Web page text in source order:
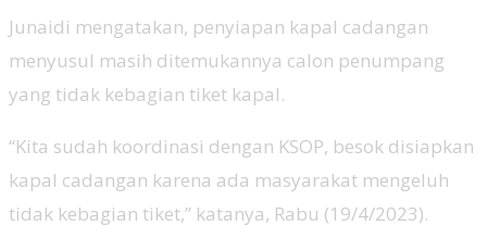
Junaidi mengatakan, penyiapan kapal cadangan
menyusul masih ditemukannya calon penumpang
yang tidak kebagian tiket kapal.
“Kita sudah koordinasi dengan KSOP, besok disiapkan
kapal cadangan karena ada masyarakat mengeluh
tidak kebagian tiket,” katanya, Rabu (19/4/2023).